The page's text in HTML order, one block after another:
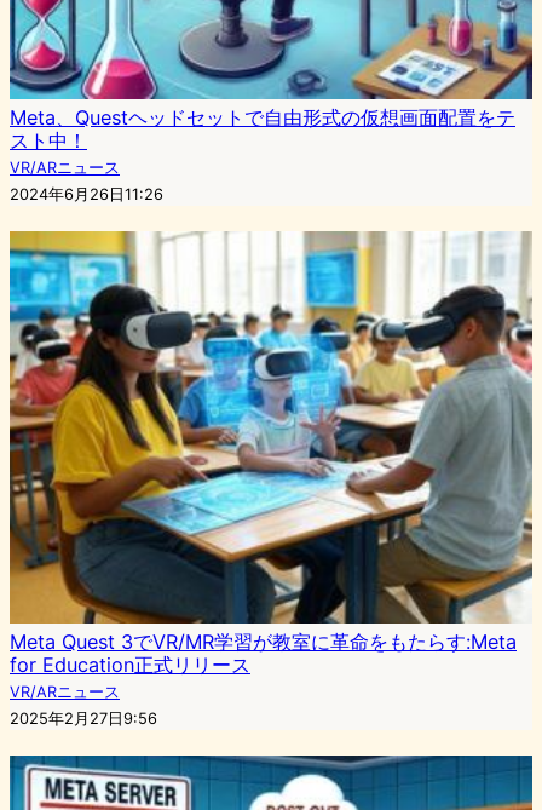
Meta、Questヘッドセットで自由形式の仮想画面配置をテ
スト中！
VR/ARニュース
2024年6月26日11:26
Meta Quest 3でVR/MR学習が教室に革命をもたらす:Meta
for Education正式リリース
VR/ARニュース
2025年2月27日9:56